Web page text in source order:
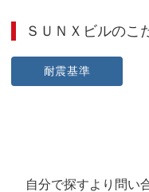
ＳＵＮＸビルのこ
耐震基準
自分で探すより問い